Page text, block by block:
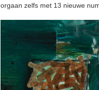
orgaan zelfs met 13 nieuwe